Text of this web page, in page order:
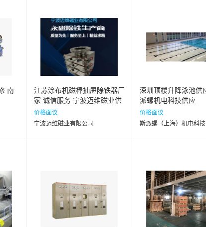
南
江苏涂布机磁棒抽屉除铁器厂
家 诚信服务 宁波迈维磁业供
应
价格面议
宁波迈维磁业有限公司
深圳顶楼升降泳池供
派螺机电科技供应
价格面议
斯派螺（上海）机电科技